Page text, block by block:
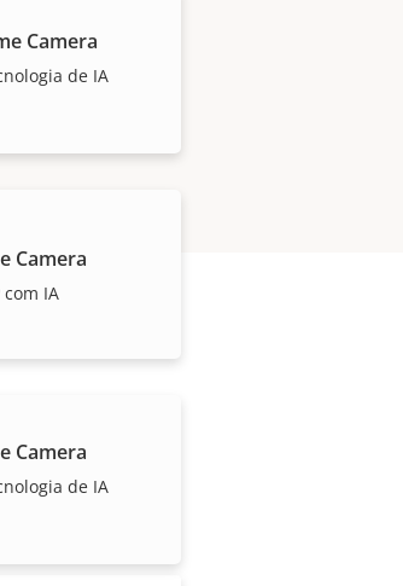
Camera
de IA
Camera
IA
Camera
de IA